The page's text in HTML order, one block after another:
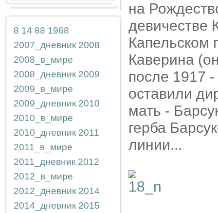
8 14 88 1968
2007_дневник 2008
2008_в_мире
2008_дневник 2009
2009_в_мире
2009_дневник 2010
2010_в_мире
2010_дневник 2011
2011_в_мире
2011_дневник 2012
2012_в_мире
2012_дневник 2014
2014_дневник 2015
на
девичестве
Капельском
Каверина
после 1917
оставили
мать -
герба
линии...